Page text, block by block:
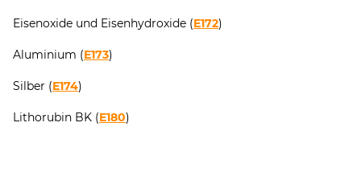
Eisenoxide und Eisenhydroxide (E172)
Aluminium (E173)
Silber (E174)
Lithorubin BK (E180)